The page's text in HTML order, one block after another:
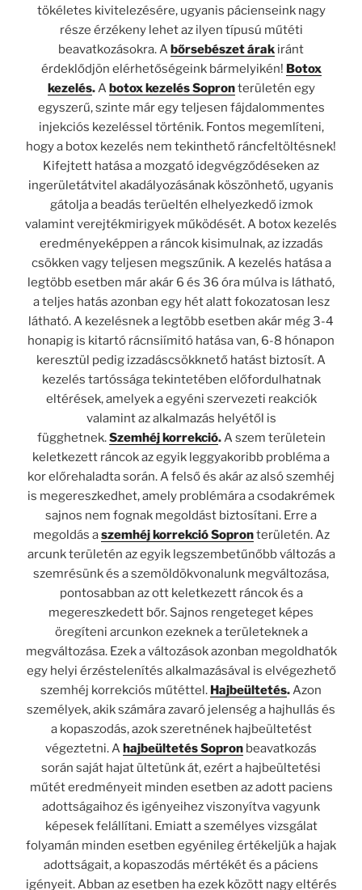
tökéletes kivitelezésére, ugyanis pácienseink nagy
része érzékeny lehet az ilyen típusú műtéti
beavatkozásokra. Abőrsebészet árak iránt
érdeklődjön elérhetőségeink bármelyikén! Botox
kezelés.Abotox kezelés Sopronterületén egy
egyszerű, szinte már egy teljesen fájdalommentes
injekciós kezeléssel történik. Fontos megemlíteni,
hogy a botox kezelés nem tekinthető ráncfeltöltésnek!
Kifejtett hatása a mozgató idegvégződéseken az
ingerületátvitel akadályozásának köszönhető, ugyanis
gátolja a beadás terüeltén elhelyezkedő izmok
valamint verejtékmirigyek működését. A botox kezelés
eredményeképpen a ráncok kisimulnak, az izzadás
csökken vagy teljesen megszűnik. A kezelés hatása a
legtöbb esetben már akár 6 és 36 óra múlva is látható,
a teljes hatás azonban egy hét alatt fokozatosan lesz
látható. A kezelésnek a legtöbb esetben akár még 3-4
honapig is kitartó rácnsiímitó hatása van, 6-8 hónapon
keresztül pedig izzadáscsökknető hatást biztosít. A
kezelés tartóssága tekintetében előfordulhatnak
eltérések, amelyek a egyéni szervezeti reakciók
valamint az alkalmazás helyétől is
függhetnek.Szemhéj korrekció.A szem területein
keletkezett ráncok az egyik leggyakoribb probléma a
kor előrehaladta során. A felső és akár az alsó szemhéj
is megereszkedhet, amely problémára a csodakrémek
sajnos nem fognak megoldást biztosítani. Erre a
megoldás aszemhéj korrekció Sopronterületén. Az
arcunk területén az egyik legszembetűnőbb változás a
szemrésünk és a szemöldökvonalunk megváltozása,
pontosabban az ott keletkezett ráncok és a
megereszkedett bőr. Sajnos rengeteget képes
öregíteni arcunkon ezeknek a területeknek a
megváltozása. Ezek a változások azonban megoldhatók
egy helyi érzéstelenítés alkalmazásával is elvégezhető
szemhéj korrekciós műtéttel. Hajbeültetés.Azon
személyek, akik számára zavaró jelenség a hajhullás és
a kopaszodás, azok szeretnének hajbeültetést
végeztetni. Ahajbeültetés Sopron beavatkozás
során saját hajat ültetünk át, ezért a hajbeültetési
műtét eredményeit minden esetben az adott paciens
adottságaihoz és igényeihez viszonyítva vagyunk
képesek felállítani. Emiatt a személyes vizsgálat
folyamán minden esetben egyénileg értékeljük a hajak
adottságait, a kopaszodás mértékét és a páciens
igényeit. Abban az esetben ha ezek között nagy eltérés